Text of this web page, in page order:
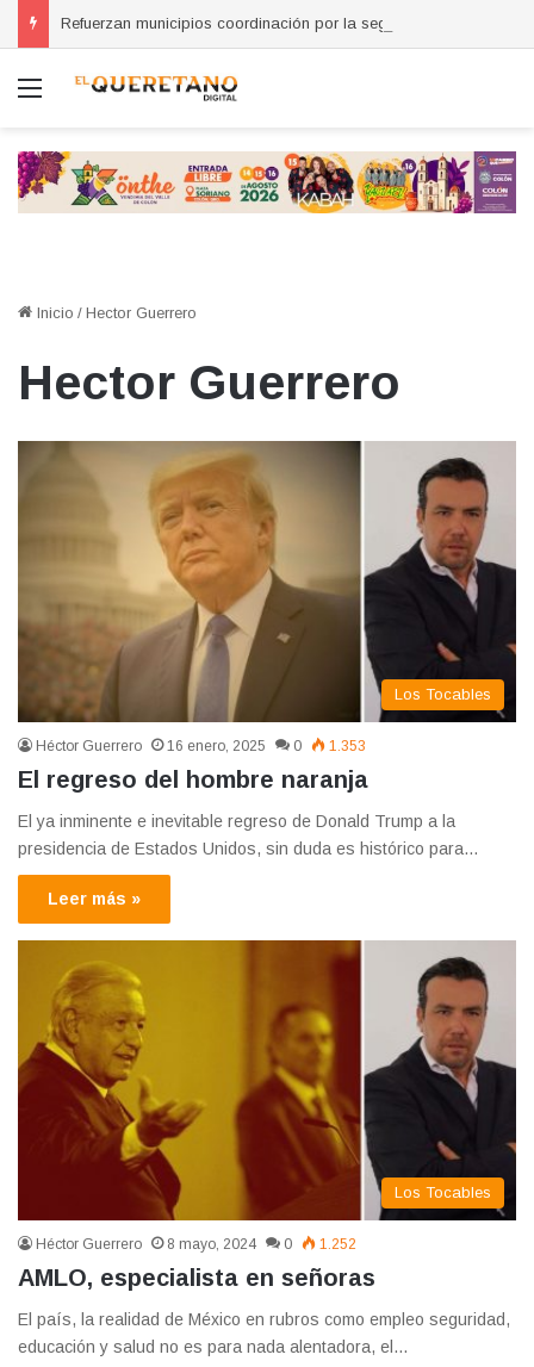
Menú
Inicio / Hector Guerrero
Hector Guerrero
Los Tocables
Héctor Guerrero 16 enero, 2025 0 1.353
El regreso del hombre naranja
El ya inminente e inevitable regreso de Donald Trump a la
presidencia de Estados Unidos, sin duda es histórico para…
Leer más »
Los Tocables
Héctor Guerrero 8 mayo, 2024 0 1.252
AMLO, especialista en señoras
El país, la realidad de México en rubros como empleo seguridad,
educación y salud no es para nada alentadora, el…